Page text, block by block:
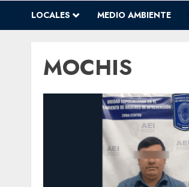
LOCALES MEDIO AMBIENTE
MOCHIS